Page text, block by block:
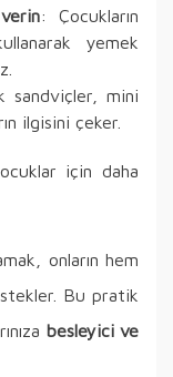
: Çocukların
yemek
sandviçler, mini
ilgisini çeker.
için daha
onların hem
Bu pratik
besleyici ve